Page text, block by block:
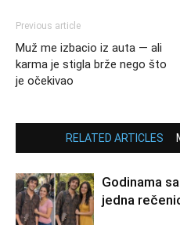
Previous article
Muž me izbacio iz auta — ali
karma je stigla brže nego što
je očekivao
RELATED ARTICLES
Godinama
jedna